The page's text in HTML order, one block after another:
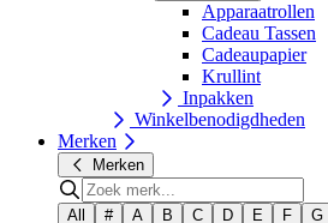
Apparaatrollen
Cadeau Tassen
Cadeaupapier
Krullint
Inpakken
Winkelbenodigdheden
Merken
Merken
All # A B C D E F G